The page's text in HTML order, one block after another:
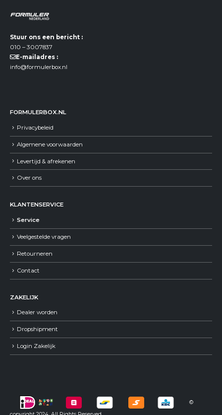
Stuur ons een bericht :
010 – 3007837
E-mailadres :
info@formulerbox.nl
FORMULERBOX.NL
Privacybeleid
Algemene voorwaarden
Levertijd & afrekenen
Over ons
KLANTENSERVICE
Service
Veelgestelde vragen
Retourneren
Contact
ZAKELIJK
Dealer worden
Dropshipment
Login Zakelijk
©